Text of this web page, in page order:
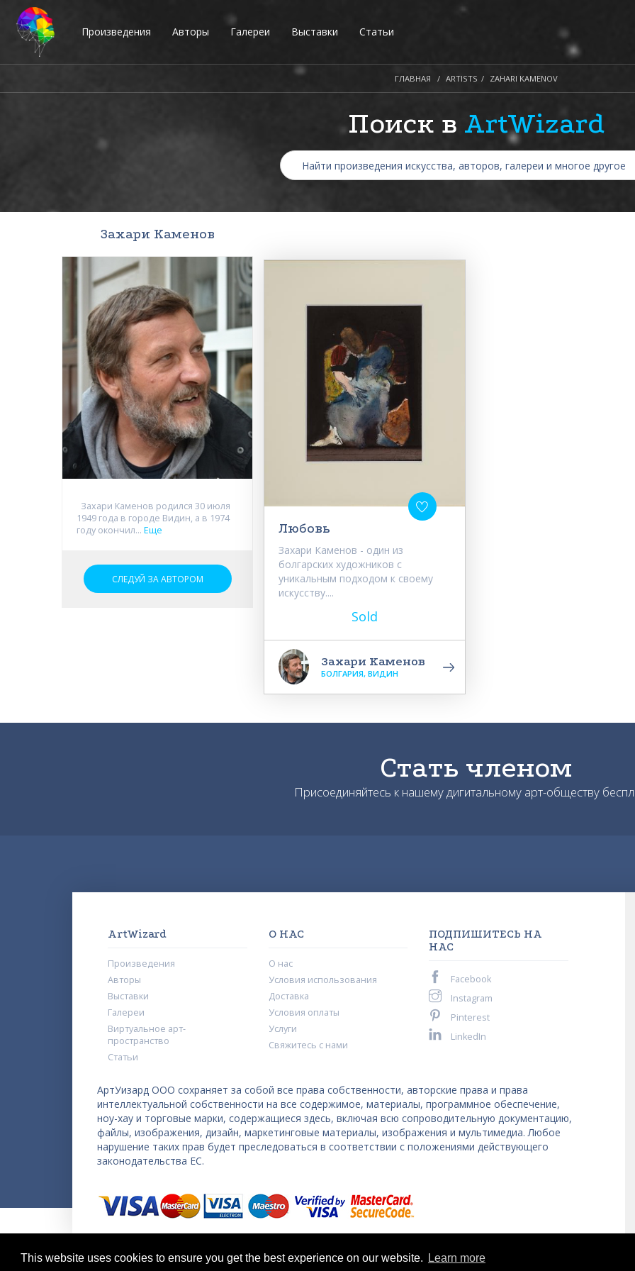
This website uses cookies to ensure you get the best experience on our website. Learn more
Произведения Авторы Галереи Выставки Статьи
ГЛАВНАЯ ARTISTS ZAHARI KAMENOV
Поиск в ArtWizard
Захари Каменов
Захари Каменов родился 30 июля
1949 года в городе Видин, а в 1974
году окончил... Еще
СЛЕДУЙ ЗА АВТОРОМ
Любовь
Захари Каменов - один из
болгарских художников с
уникальным подходом к своему
искусству....
Sold
Захари Каменов
БОЛГАРИЯ, ВИДИН
Стать членом
Присоединяйтесь к нашему дигитальному арт-обществу
ArtWizard
Произведения
Авторы
Выставки
Галереи
Виртуальное арт-
пространство
Статьи
О НАС
О нас
Условия использования
Доставка
Условия оплаты
Услуги
Свяжитесь с нами
ПОДПИШИТЕСЬ НА
НАС
Facebook
Instagram
Pinterest
LinkedIn
АртУизард ООО сохраняет за собой все права собственности, авторские права и права
интеллектуальной собственности на все содержимое, материалы, программное обеспечение,
ноу-хау и торговые марки, содержащиеся здесь, включая всю сопроводительную документацию,
файлы, изображения, дизайн, маркетинговые материалы, изображения и мультимедиа. Любое
нарушение таких прав будет преследоваться в соответствии с положениями действующего
законодательства ЕС.
Copyright © 2026 ArtWizard Ltd. All Rights Reserved